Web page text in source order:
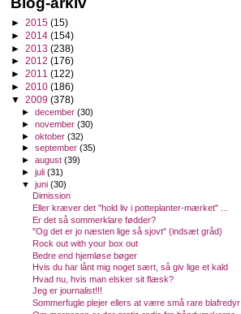
► 2015 (15)
► 2014 (154)
► 2013 (238)
► 2012 (176)
► 2011 (122)
► 2010 (186)
▼ 2009 (378)
►december(30)
►november(30)
►oktober(32)
►september(35)
►august(39)
►juli(31)
▼juni(30)
Dimission
Eller kræver det "hold liv i potteplanter-mærket" ...
Er det så sommerklare fødder?
"Og det er jo næsten lige så sjovt" (indsæt gråd)
Rock out with your box out
Bedre end hjemløse bøger
Hvis du har lånt mig noget sært, så giv lige et kald
Hvad nu, hvis man elsker sit flæsk?
Jeg er journalist!!!
Sommerfugle plejer ellers at være små rare blafredyr